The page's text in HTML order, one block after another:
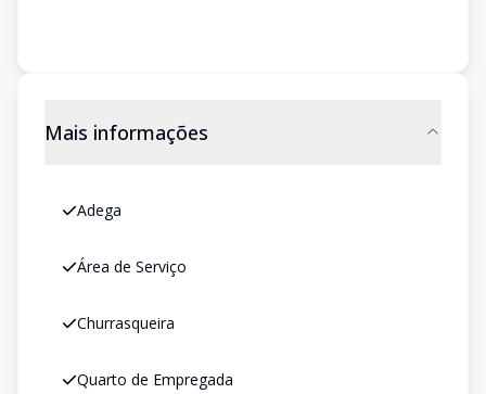
Mais informações
Adega
Área de Serviço
Churrasqueira
Quarto de Empregada